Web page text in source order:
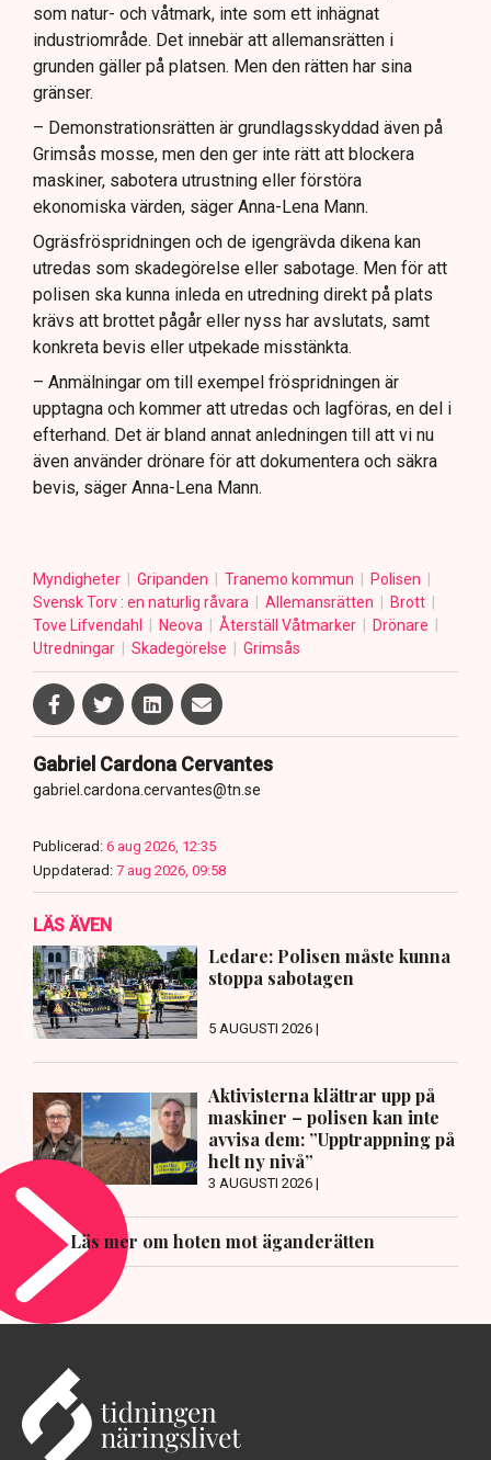
som natur- och våtmark, inte som ett inhägnat
industriområde. Det innebär att allemansrätten i
grunden gäller på platsen. Men den rätten har sina
gränser.
– Demonstrationsrätten är grundlagsskyddad även på
Grimsås mosse, men den ger inte rätt att blockera
maskiner, sabotera utrustning eller förstöra
ekonomiska värden, säger Anna-Lena Mann.
Ogräsfröspridningen och de igengrävda dikena kan
utredas som skadegörelse eller sabotage. Men för att
polisen ska kunna inleda en utredning direkt på plats
krävs att brottet pågår eller nyss har avslutats, samt
konkreta bevis eller utpekade misstänkta.
– Anmälningar om till exempel fröspridningen är
upptagna och kommer att utredas och lagföras, en del i
efterhand. Det är bland annat anledningen till att vi nu
även använder drönare för att dokumentera och säkra
bevis, säger Anna-Lena Mann.
Myndigheter Gripanden Tranemo kommun
Polisen
Svensk Torv : en naturlig råvara
Allemansrätten
Brott
Tove Lifvendahl
Neova Återställ Våtmarker
Drönare
Utredningar
Skadegörelse Grimsås
Gabriel Cardona Cervantes
gabriel.cardona.cervantes@tn.se
Publicerad: 6 aug 2026, 12:35
Uppdaterad: 7 aug 2026, 09:58
LÄS ÄVEN
Ledare: Polisen måste kunna
stoppa sabotagen
5 AUGUSTI 2026 |
Aktivisterna klättrar upp på
maskiner – polisen kan inte
avvisa dem: ”Upptrappning på
helt ny nivå”
3 AUGUSTI 2026 |
Läs mer om hoten mot äganderätten